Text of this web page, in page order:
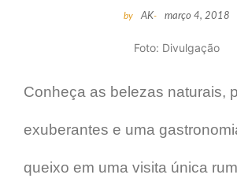
by AK- março 4, 2018
Foto: Divulgação
Conheça as belezas naturais,
exuberantes e uma
queixo em uma visita única